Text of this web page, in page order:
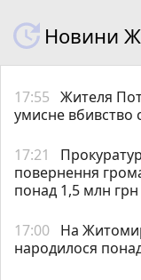
Новини
17:55 Жителя
умисне вбивство
17:21
повернення
понад 1,5 млн
17:00 На
народилося